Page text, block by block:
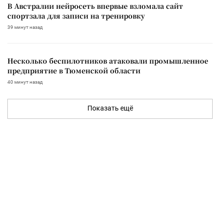
В Австралии нейросеть впервые взломала сайт
спортзала для записи на тренировку
39 минут назад
Несколько беспилотников атаковали промышленное
предприятие в Тюменской области
40 минут назад
Показать ещё